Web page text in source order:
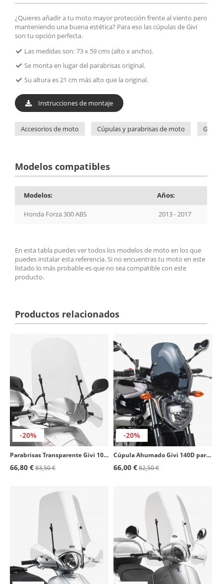
¿Quieres añadir a tu moto mayor protección frente al viento pero
manteniendo una buena estética? Para eso las cúpulas de Givi
son tu opción perfecta.
Las medidas son: 73 x 59 cms (alto x ancho).
Se monta en lugar del parabrisas original.
Su altura es 21 cm más alto que la original.
Instrucciones de montaje
Accesorios de moto Cúpulas y parabrisas de moto Givi
Modelos compatibles
Modelos: Años:
Honda Forza 300 ABS 2013 - 2017
En esta tabla puedes ver todos los modelos de moto en los que
puedes instalar esta referencia. Si no encuentras tu moto en este
listado lo más probable es que no sea compatible con este
producto.
Productos relacionados
-20%
Parabrisas Transparente Givi 102A para Honda Dylan 125/150 (02-07), MBK Flame X 125 (07-12)
66,80 €83,50 €
-20%
Cúpula Ahumado Givi 140D para Yamaha FZ6 / FZ6 600 Fazer (04-06)
66,00 €82,50 €